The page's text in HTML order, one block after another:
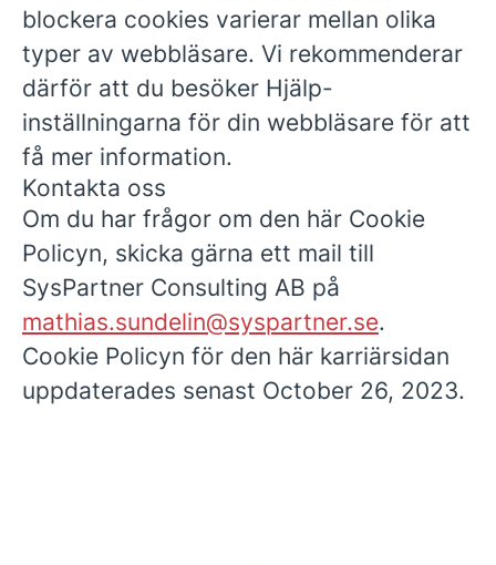
blockera cookies varierar mellan olika
typer av webbläsare. Vi rekommenderar
därför att du besöker Hjälp-
inställningarna för din webbläsare för att
få mer information.
Kontakta oss
Om du har frågor om den här Cookie
Policyn, skicka gärna ett mail till
SysPartner Consulting AB på
mathias.sundelin@syspartner.se.
Cookie Policyn för den här karriärsidan
uppdaterades senast October 26, 2023.